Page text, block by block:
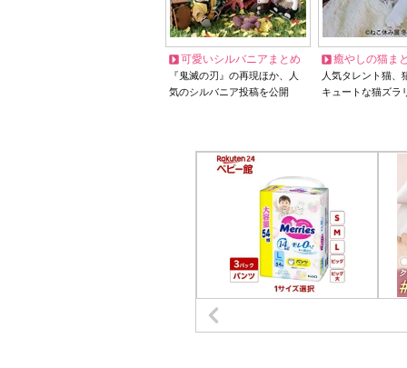
可愛いシルバニアまとめ
『鬼滅の刃』の再現ほか、人
気のシルバニア投稿を公開
癒やしの猫ま
人気タレント猫
キュートな猫ズラ